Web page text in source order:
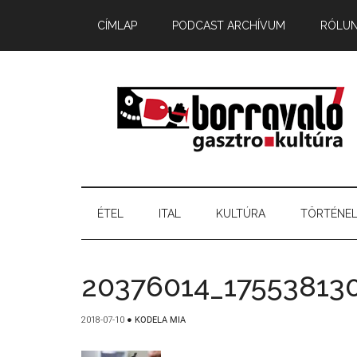
CÍMLAP PODCAST ARCHÍVUM
ÉTEL ITAL KULTÚRA
2018-07-10 ● KODELA MIA